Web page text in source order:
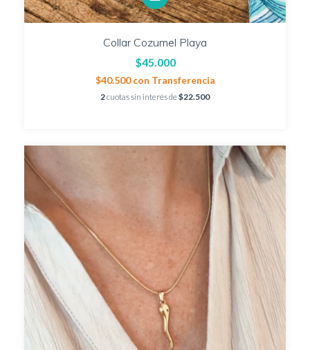
Collar Cozumel Playa
$45.000
$40.500con Transferencia
2cuotas sin interés de$22.500